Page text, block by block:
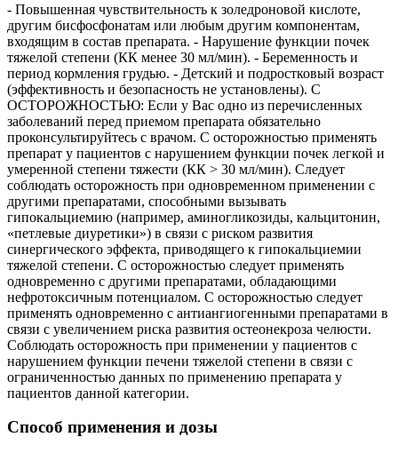
- Повышенная чувствительность к золедроновой кислоте,
другим бисфосфонатам или любым другим компонентам,
входящим в состав препарата. - Нарушение функции почек
тяжелой степени (КК менее 30 мл/мин). - Беременность и
период кормления грудью. - Детский и подростковый возраст
(эффективность и безопасность не установлены). С
ОСТОРОЖНОСТЬЮ: Если у Вас одно из перечисленных
заболеваний перед приемом препарата обязательно
проконсультируйтесь с врачом. С осторожностью применять
препарат у пациентов с нарушением функции почек легкой и
умеренной степени тяжести (КК > 30 мл/мин). Следует
соблюдать осторожность при одновременном применении с
другими препаратами, способными вызывать
гипокальциемию (например, аминогликозиды, кальцитонин,
«петлевые диуретики») в связи с риском развития
синергического эффекта, приводящего к гипокальциемии
тяжелой степени. С осторожностью следует применять
одновременно с другими препаратами, обладающими
нефротоксичным потенциалом. С осторожностью следует
применять одновременно с антиангиогенными препаратами в
связи с увеличением риска развития остеонекроза челюсти.
Соблюдать осторожность при применении у пациентов с
нарушением функции печени тяжелой степени в связи с
ограниченностью данных по применению препарата у
пациентов данной категории.
Способ применения и дозы